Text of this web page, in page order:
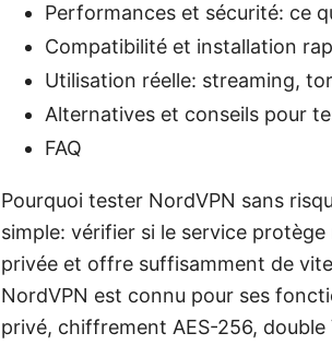
Performances et sécurité: ce
Compatibilité et installation
Utilisation réelle: streaming,
Alternatives et conseils pour
FAQ
Pourquoi tester NordVPN sans
simple: vérifier si le service
privée et offre suffisamment de
NordVPN est connu pour ses
privé, chiffrement AES-256,